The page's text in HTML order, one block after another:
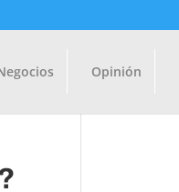
Opinión